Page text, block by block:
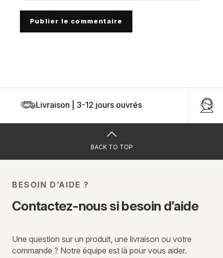
Publier le commentaire
Livraison | 3-12 jours ouvrés
BACK TO TOP
BESOIN D’AIDE ?
Contactez-nous si besoin d’aide
Une question sur un produit, une livraison ou votre
commande ? Notre équipe est là pour vous aider.